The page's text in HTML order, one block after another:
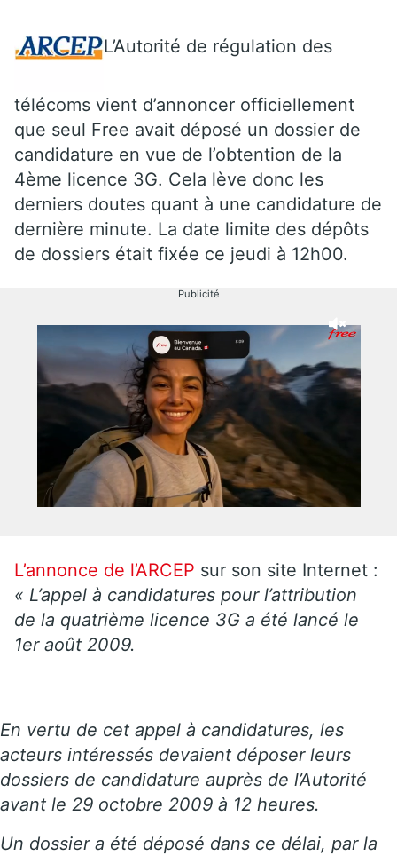
L’Autorité de régulation des
télécoms vient d’annoncer officiellement
que seul Free avait déposé un dossier de
candidature en vue de l’obtention de la
4ème licence 3G. Cela lève donc les
derniers doutes quant à une candidature de
dernière minute. La date limite des dépôts
de dossiers était fixée ce jeudi à 12h00.
Publicité
L’annonce de l’ARCEP sur son site Internet :
« L’appel à candidatures pour l’attribution
de la quatrième licence 3G a été lancé le
1er août 2009.
En vertu de cet appel à candidatures, les
acteurs intéressés devaient déposer leurs
dossiers de candidature auprès de l’Autorité
avant le 29 octobre 2009 à 12 heures.
Un dossier a été déposé dans ce délai, par la